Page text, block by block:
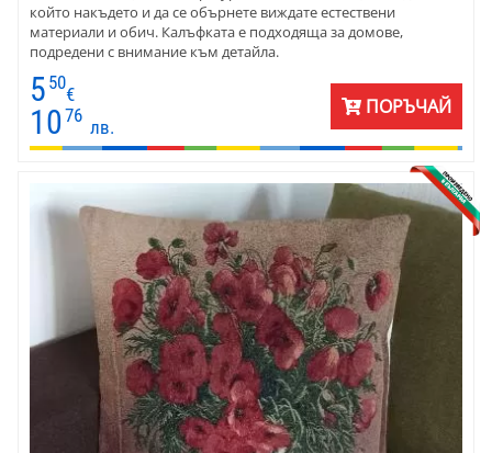
който накъдето и да се обърнете виждате естествени
материали и обич. Калъфката е подходяща за домове,
подредени с внимание към детайла.
5 50
€
1076
лв.
ПОРЪЧАЙ